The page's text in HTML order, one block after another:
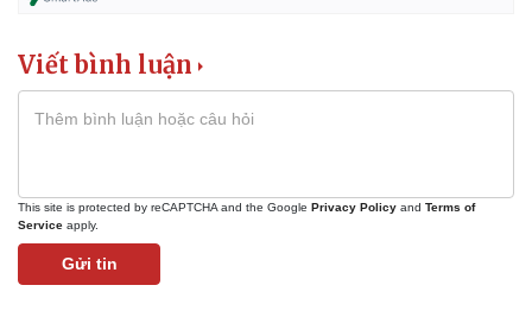
Viết bình luận
This site is protected by reCAPTCHA and the Google Privacy Policy and Terms of
Service apply.
Gửi tin